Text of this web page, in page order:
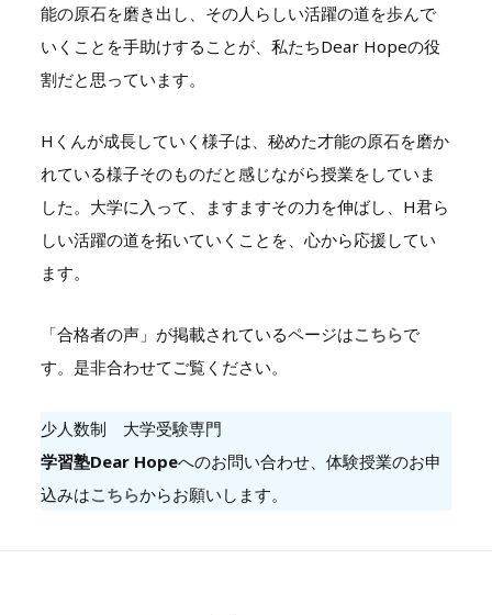
能の原石を磨き出し、その人らしい活躍の道を歩んで
いくことを手助けすることが、私たちDear Hopeの役
割だと思っています。
Hくんが成長していく様子は、秘めた才能の原石を磨か
れている様子そのものだと感じながら授業をしていま
した。大学に入って、ますますその力を伸ばし、H君ら
しい活躍の道を拓いていくことを、心から応援してい
ます。
「合格者の声」が掲載されているページはこちらで
す。是非合わせてご覧ください。
少人数制 大学受験専門
学習塾Dear Hopeへのお問い合わせ、体験授業のお申
込みはこちらからお願いします。